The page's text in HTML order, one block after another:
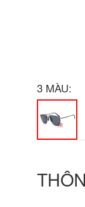
3 MÀU: